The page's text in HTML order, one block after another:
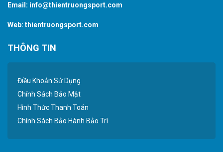
Email: info@thientruongsport.com
Web: thientruongsport.com
THÔNG TIN
Điều Khoản Sử Dụng
Chính Sách Bảo Mật
Hình Thức Thanh Toán
Chính Sách Bảo Hành Bảo Trì